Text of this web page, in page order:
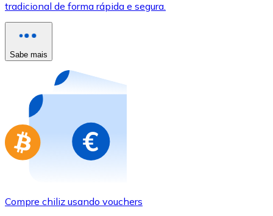
Use cartões Visa e Mastercard para comprar
Comprar com cartão
Compre cartões-presente das suas marcas favoritas
Ir para a loja de cartões-presente
tradicional de forma rápida e segura.
Sabe mais
Compre chiliz usando vouchers